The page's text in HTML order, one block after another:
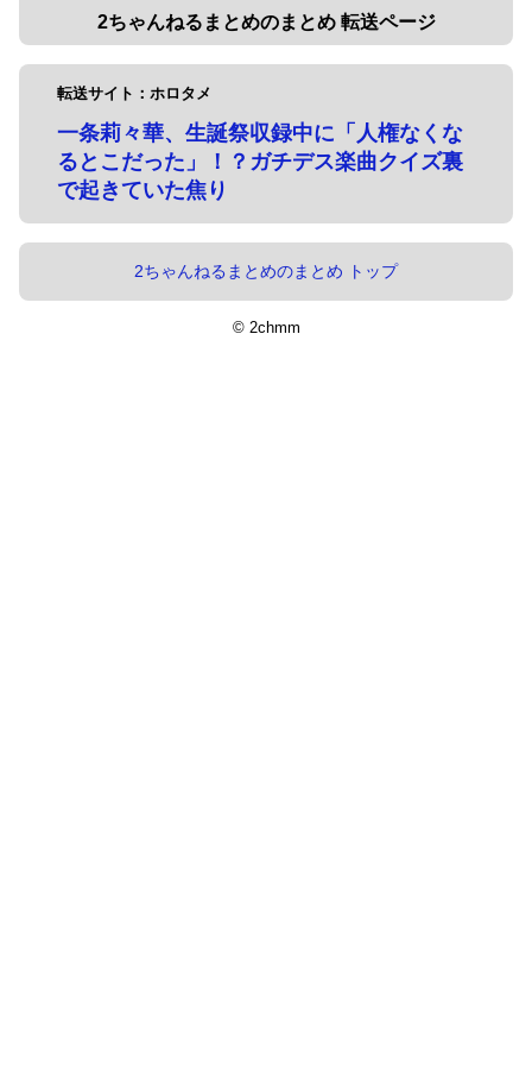
2ちゃんねるまとめのまとめ 転送ページ
転送サイト：ホロタメ
一条莉々華、生誕祭収録中に「人権なくな
るとこだった」！？ガチデス楽曲クイズ裏
で起きていた焦り
2ちゃんねるまとめのまとめ トップ
© 2chmm